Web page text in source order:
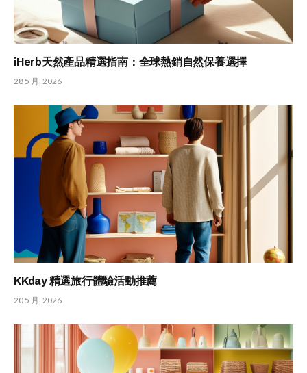
iHerb天然產品精選指南：全球熱銷自然保養選擇
28 5 月, 2026
KKday 精選旅行體驗活動推薦
20 5 月, 2026